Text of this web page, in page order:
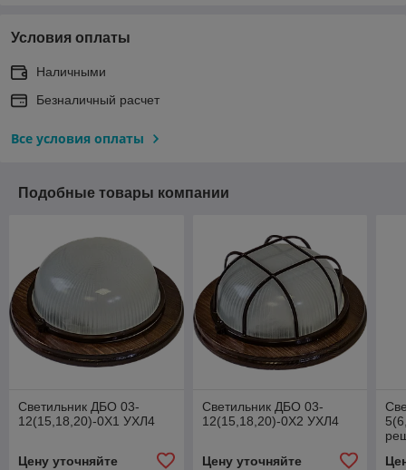
Условия оплаты
Наличными
Безналичный расчет
Все условия оплаты
Подобные товары компании
Светильник ДБО 03-
12(15,18,20)-0Х1 УХЛ4
Цену уточняйте
Светильник ДБО 03-
12(15,18,20)-0Х2 УХЛ4
Цену уточняйте